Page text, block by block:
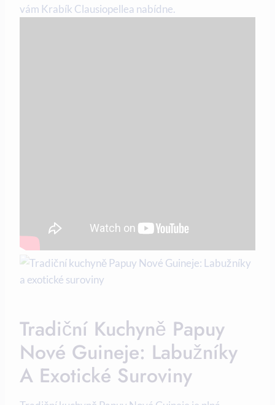
vám Krabík Clausiopellea nabídne.
Tradiční Kuchyně Papuy
Nové Guineje: Labužníky
A Exotické Suroviny